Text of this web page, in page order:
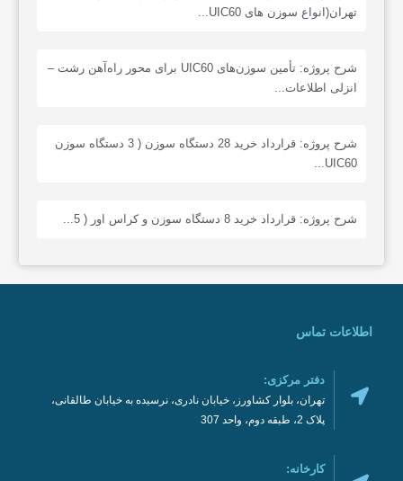
تهران(انواع سوزن های UIC60...
شرح پروژه: تأمین سوزن‌های UIC60 برای محور راه‌آهن رشت –
انزلی اطلاعات...
شرح پروژه: قرارداد خرید 28 دستگاه سوزن ( 3 دستگاه سوزن
UIC60...
شرح پروژه: قرارداد خرید 8 دستگاه سوزن و کراس اور ( 5...
اطلاعات تماس
دفتر مرکزی:
تهران، بلوار کشاورز، خیابان نادری، نرسیده به خیابان طالقانی،
پلاک 2، طبقه دوم، واحد 307
کارخانه: